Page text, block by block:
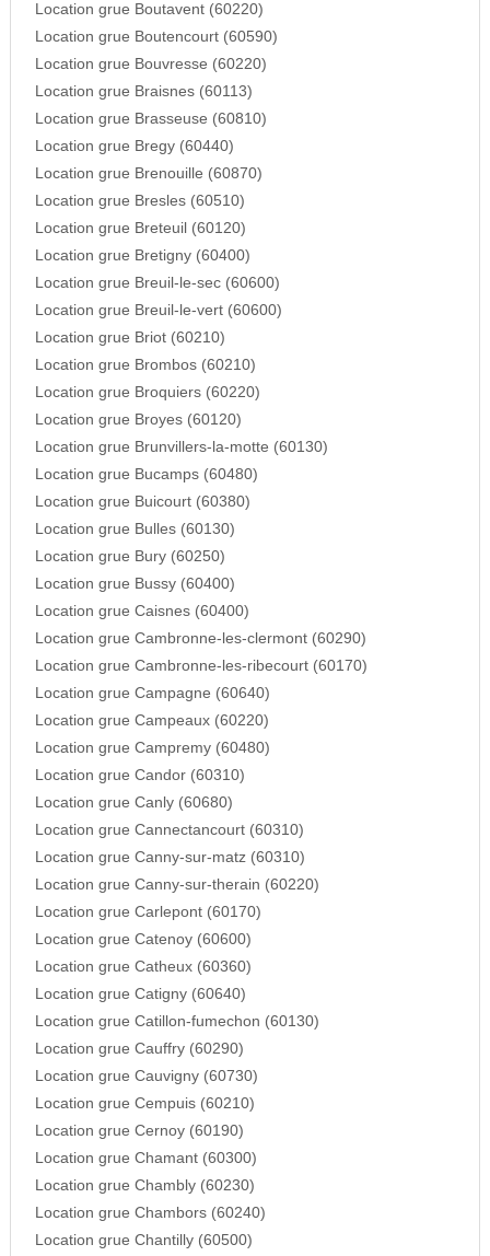
Location grue Boutavent (60220)
Location grue Boutencourt (60590)
Location grue Bouvresse (60220)
Location grue Braisnes (60113)
Location grue Brasseuse (60810)
Location grue Bregy (60440)
Location grue Brenouille (60870)
Location grue Bresles (60510)
Location grue Breteuil (60120)
Location grue Bretigny (60400)
Location grue Breuil-le-sec (60600)
Location grue Breuil-le-vert (60600)
Location grue Briot (60210)
Location grue Brombos (60210)
Location grue Broquiers (60220)
Location grue Broyes (60120)
Location grue Brunvillers-la-motte (60130)
Location grue Bucamps (60480)
Location grue Buicourt (60380)
Location grue Bulles (60130)
Location grue Bury (60250)
Location grue Bussy (60400)
Location grue Caisnes (60400)
Location grue Cambronne-les-clermont (60290)
Location grue Cambronne-les-ribecourt (60170)
Location grue Campagne (60640)
Location grue Campeaux (60220)
Location grue Campremy (60480)
Location grue Candor (60310)
Location grue Canly (60680)
Location grue Cannectancourt (60310)
Location grue Canny-sur-matz (60310)
Location grue Canny-sur-therain (60220)
Location grue Carlepont (60170)
Location grue Catenoy (60600)
Location grue Catheux (60360)
Location grue Catigny (60640)
Location grue Catillon-fumechon (60130)
Location grue Cauffry (60290)
Location grue Cauvigny (60730)
Location grue Cempuis (60210)
Location grue Cernoy (60190)
Location grue Chamant (60300)
Location grue Chambly (60230)
Location grue Chambors (60240)
Location grue Chantilly (60500)